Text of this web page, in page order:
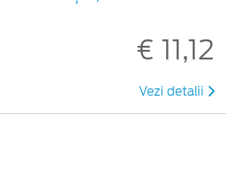
€ 11,12
Vezi detalii